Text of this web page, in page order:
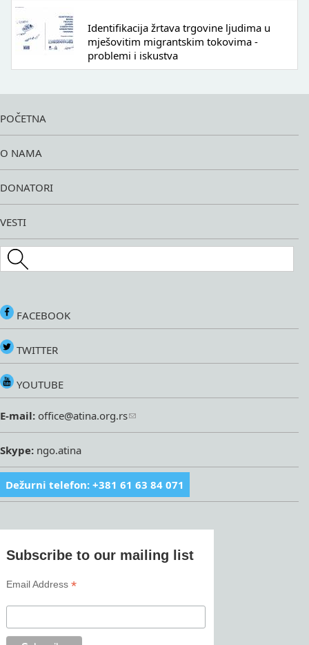
Identifikacija žrtava trgovine ljudima u
mješovitim migrantskim tokovima -
problemi i iskustva
POČETNA
O NAMA
DONATORI
VESTI
Search this site
FACEBOOK
TWITTER
YOUTUBE
E-mail: office@atina.org.rs
Skype: ngo.atina
Dežurni telefon: +381 61 63 84 071
Subscribe to our mailing list
Email Address*